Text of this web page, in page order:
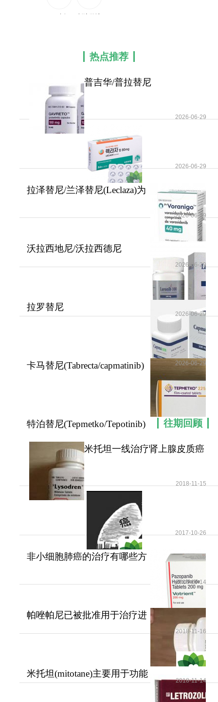
热点推荐
普吉华/普拉替尼
2026-06-29
拉泽替尼/兰泽替尼(Leclaza)为
2026-06-29
沃拉西地尼/沃拉西德尼
2026-06-29
拉罗替尼
(Vitrakvi/Larotrectinib)在TRK
2026-06-29
卡马替尼(Tabrecta/capmatinib)
2026-06-29
特泊替尼(Tepmetko/Tepotinib)
2026-06-29
往期回顾
米托坦一线治疗肾上腺皮质癌
2018-11-15
非小细胞肺癌的治疗有哪些方
2017-10-26
帕唑帕尼已被批准用于治疗进
2018-11-14
米托坦(mitotane)主要用于功能
性和无功能性肾上腺
2018-11-16
2018-11-14